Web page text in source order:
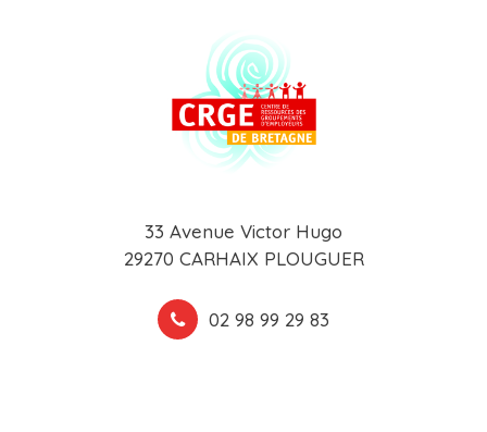
33 Avenue Victor Hugo
29270 CARHAIX PLOUGUER
02 98 99 29 83